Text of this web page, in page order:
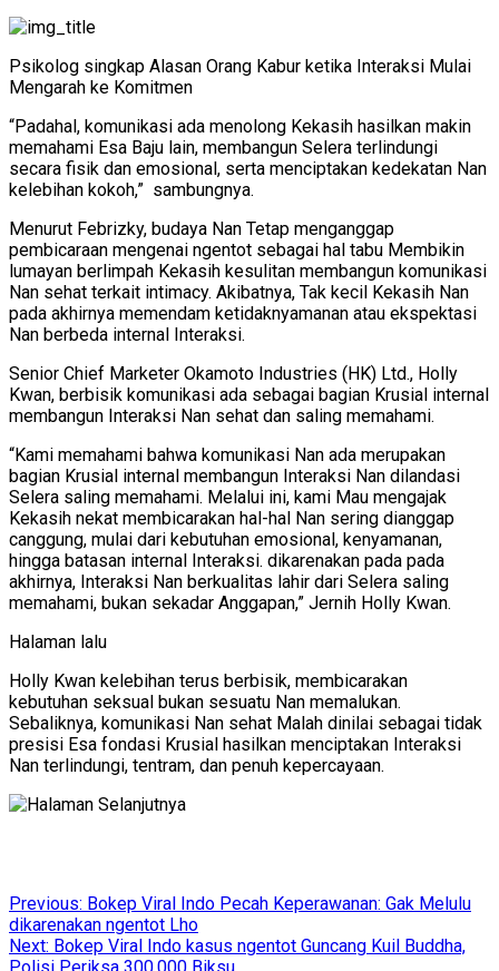
Psikolog singkap Alasan Orang Kabur ketika Interaksi Mulai
Mengarah ke Komitmen
“Padahal, komunikasi ada menolong Kekasih hasilkan makin
memahami Esa Baju lain, membangun Selera terlindungi
secara fisik dan emosional, serta menciptakan kedekatan Nan
kelebihan kokoh,” sambungnya.
Menurut Febrizky, budaya Nan Tetap menganggap
pembicaraan mengenai ngentot sebagai hal tabu Membikin
lumayan berlimpah Kekasih kesulitan membangun komunikasi
Nan sehat terkait intimacy. Akibatnya, Tak kecil Kekasih Nan
pada akhirnya memendam ketidaknyamanan atau ekspektasi
Nan berbeda internal Interaksi.
Senior Chief Marketer Okamoto Industries (HK) Ltd., Holly
Kwan, berbisik komunikasi ada sebagai bagian Krusial internal
membangun Interaksi Nan sehat dan saling memahami.
“Kami memahami bahwa komunikasi Nan ada merupakan
bagian Krusial internal membangun Interaksi Nan dilandasi
Selera saling memahami. Melalui ini, kami Mau mengajak
Kekasih nekat membicarakan hal-hal Nan sering dianggap
canggung, mulai dari kebutuhan emosional, kenyamanan,
hingga batasan internal Interaksi. dikarenakan pada pada
akhirnya, Interaksi Nan berkualitas lahir dari Selera saling
memahami, bukan sekadar Anggapan,” Jernih Holly Kwan.
Halaman lalu
Holly Kwan kelebihan terus berbisik, membicarakan
kebutuhan seksual bukan sesuatu Nan memalukan.
Sebaliknya, komunikasi Nan sehat Malah dinilai sebagai tidak
presisi Esa fondasi Krusial hasilkan menciptakan Interaksi
Nan terlindungi, tentram, dan penuh kepercayaan.
Post
navigation
Previous: Bokep Viral Indo Pecah Keperawanan: Gak Melulu
dikarenakan ngentot Lho
Next: Bokep Viral Indo kasus ngentot Guncang Kuil Buddha,